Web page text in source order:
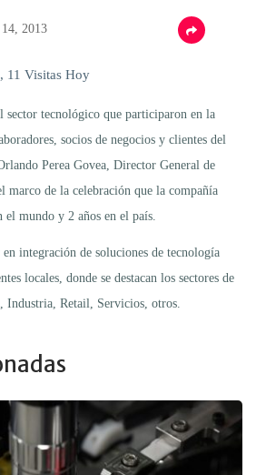
2013
11 Visitas Hoy
sector tecnológico que participaron en la
socios de negocios y clientes del
Perea Govea, Director General de
marco de la celebración que la compañía
el mundo y 2 años en el país.
integración de soluciones de tecnología
locales, donde se destacan los sectores de
Industria, Retail, Servicios, otros.